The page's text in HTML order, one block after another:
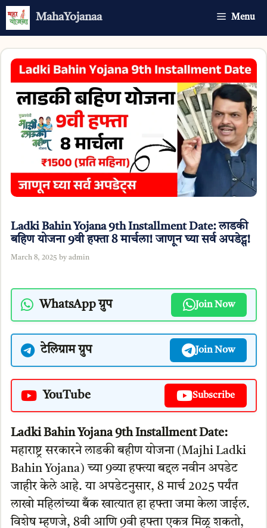
Skip
MahaYojanaa Menu
Ladki Bahin Yojana 9th Installment Date: लाडकी
बहिण योजना 9वी हफ्ता 8 मार्चला! जाणून घ्या सर्व अपडेट्स!
March 8, 2025 by admin
WhatsApp ग्रुप Join Now
टेलिग्राम ग्रुप Join Now
YouTube Subscribe
Ladki Bahin Yojana 9th Installment Date:
महाराष्ट्र सरकारने लाडकी बहीण योजना (Majhi Ladki
Bahin Yojana) च्या 9व्या हफ्त्या बद्दल नवीन अपडेट
जाहीर केले आहे. या अपडेटनुसार, 8 मार्च 2025 पर्यंत
लाखो महिलांच्या बँक खात्यात हा हफ्ता जमा केला जाईल.
विशेष म्हणजे, 8वी आणि 9वी हफ्ता एकत्र मिळू शकतो,